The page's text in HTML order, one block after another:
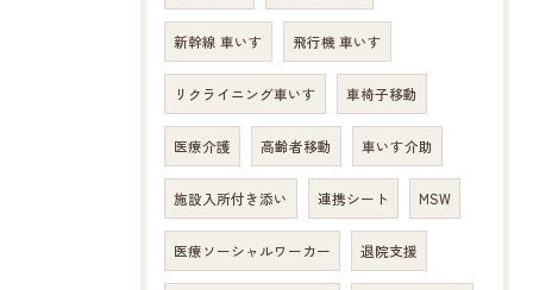
新幹線 車いす 飛行機 車いす
リクライニング車いす 車椅子移動
医療介護 高齢者移動 車いす介助
施設入所付き添い 連携シート MSW
医療ソーシャルワーカー 退院支援